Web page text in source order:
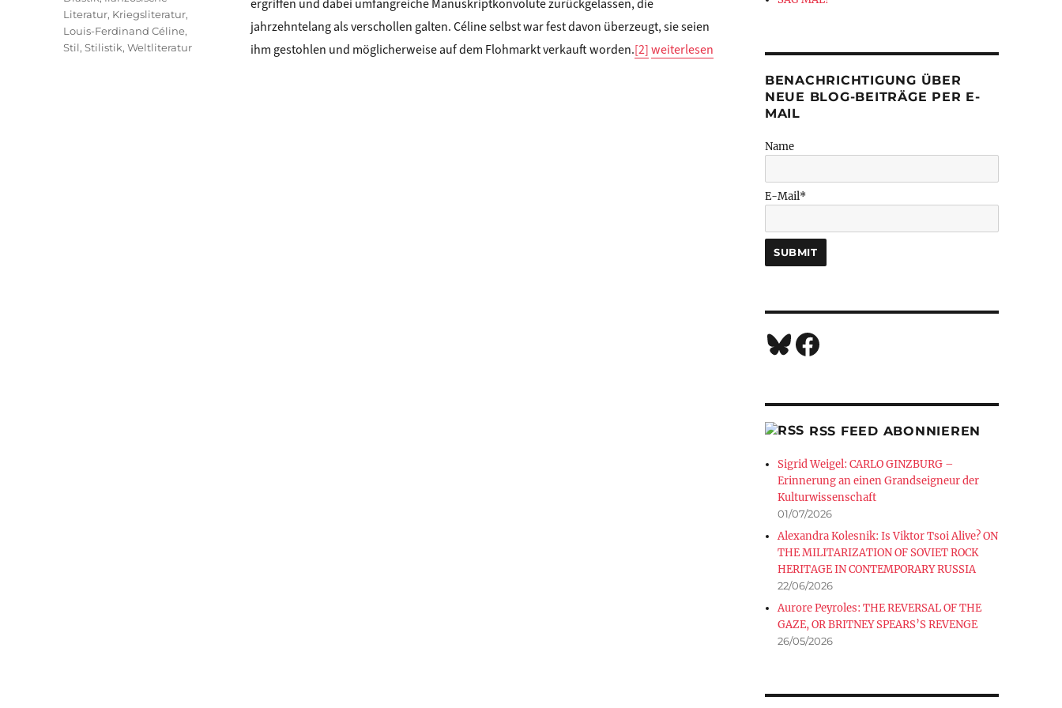
jahrzehntelang als verschollen galten. Céline selbst war fest davon überzeugt, sie seien
ihm gestohlen und möglicherweise auf dem Flohmarkt verkauft worden.[2]„Claude Haas: Viel Lärm um alles. ÜBER DAS ROMANFRAGMENT »GUERRE«
weiterlesen
Literatur, Kriegsliteratur,
Louis-Ferdinand Céline,
Stil,Stilistik,Weltliteratur
BENACHRICHTIGUNG ÜBER
NEUE BLOG-BEITRÄGE PER E-
MAIL
Name
E-Mail*
Bluesky
Facebook
RSS FEED ABONNIEREN
Sigrid Weigel: CARLO GINZBURG –
Erinnerung an einen Grandseigneur der
Kulturwissenschaft
01/07/2026
Alexandra Kolesnik: Is Viktor Tsoi Alive? ON
THE MILITARIZATION OF SOVIET ROCK
HERITAGE IN CONTEMPORARY RUSSIA
22/06/2026
Aurore Peyroles: THE REVERSAL OF THE
GAZE, OR BRITNEY SPEARS’S REVENGE
26/05/2026